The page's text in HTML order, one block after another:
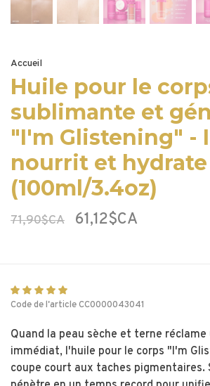
Accueil
Huile pour le
sublimante et
"I'm Glistening" -
nourrit et hydrate
(100ml/3.4oz)
71,90$CA 61,12$CA
Code de l'articleCC0000043041
Quand la peau sèche et terne
immédiat, l'huile pour le corps "I'm
coupe court aux taches pigmentaires.